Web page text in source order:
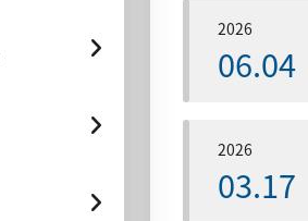
2026
06.04
2026
03.17